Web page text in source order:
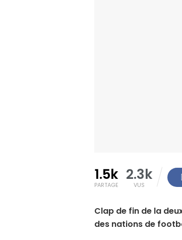
1.5k
PARTAGE
2.3k
VUS
Clap de fin de la
des nations de